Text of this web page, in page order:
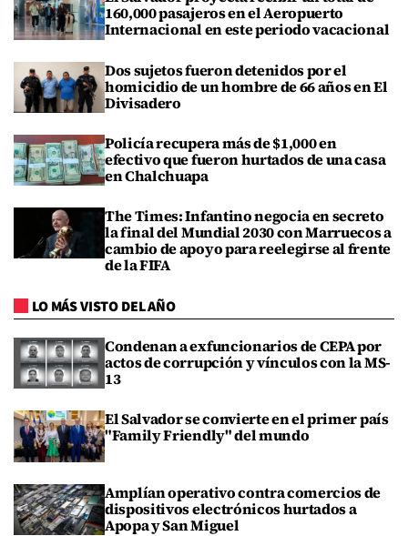
160,000 pasajeros en el Aeropuerto
Internacional en este periodo vacacional
Dos sujetos fueron detenidos por el
homicidio de un hombre de 66 años en El
Divisadero
Policía recupera más de $1,000 en
efectivo que fueron hurtados de una casa
en Chalchuapa
The Times: Infantino negocia en secreto
la final del Mundial 2030 con Marruecos a
cambio de apoyo para reelegirse al frente
de la FIFA
LO MÁS VISTO DEL AÑO
Condenan a exfuncionarios de CEPA por
actos de corrupción y vínculos con la MS-
13
El Salvador se convierte en el primer país
"Family Friendly" del mundo
Amplían operativo contra comercios de
dispositivos electrónicos hurtados a
Apopa y San Miguel